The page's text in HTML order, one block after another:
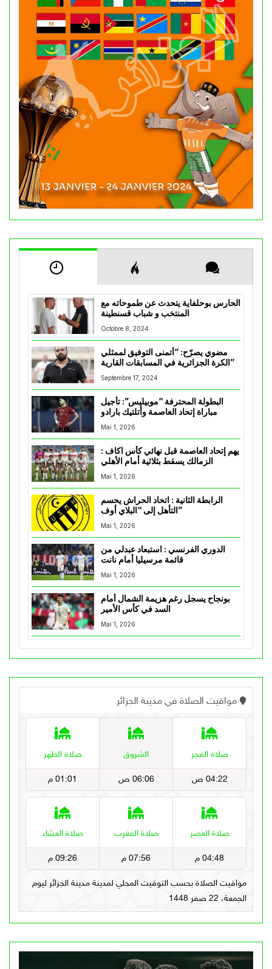
الحارس بوحلفاية يتحدث عن طموحاته مع
المنتخب و شباب قسنطينة
Octobre 8, 2024
مضوي يصرّح: “أتمنى التوفيق لممثلي
الكرة الجزائرية في المسابقات القارية”
Septembre 17, 2024
البطولة المحترفة “موبيليس”: تأجيل
مباراة إتحاد العاصمة وأتلتيك بارادو
Mai 1, 2026
يهم إتحاد العاصمة قبل نهائي كأس اكاف :
Mai 1, 2026
الرابطة الثانية : اتحاد الحراش يحسم
التأهل إلى “البلاي أوف”
Mai 1, 2026
الدوري الفرنسي : استبعاد عبدلي من
قائمة مرسيليا أمام نانت
Mai 1, 2026
بونجاح يسجل رغم هزيمة الشمال أمام
السد في كأس الأمير
Mai 1, 2026